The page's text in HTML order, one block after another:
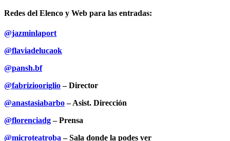
Redes del Elenco y Web para las entradas:
@jazminlaport
@flaviadelucaok
@pansh.bf
@fabriziooriglio– Director
@anastasiabarbo– Asist. Dirección
@florenciadg– Prensa
@microteatroba– Sala donde la podes ver